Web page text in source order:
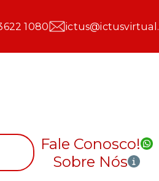
1080
Fale Conosco!
Sobre Nós